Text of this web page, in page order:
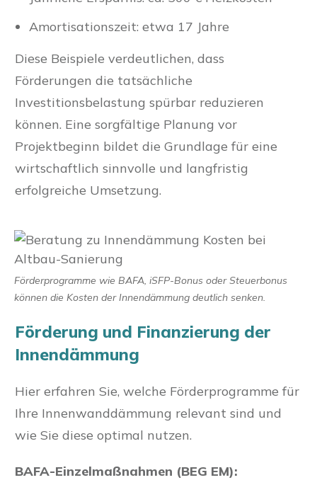
Amortisationszeit: etwa 17 Jahre
Diese Beispiele verdeutlichen, dass
Förderungen die tatsächliche
Investitionsbelastung spürbar reduzieren
können. Eine sorgfältige Planung vor
Projektbeginn bildet die Grundlage für eine
wirtschaftlich sinnvolle und langfristig
erfolgreiche Umsetzung.
Förderprogramme wie BAFA, iSFP-Bonus oder Steuerbonus
können die Kosten der Innendämmung deutlich senken.
Förderung und Finanzierung der
Innendämmung
Hier erfahren Sie, welche Förderprogramme für
Ihre Innenwanddämmung relevant sind und
wie Sie diese optimal nutzen.
BAFA-Einzelmaßnahmen (BEG EM):